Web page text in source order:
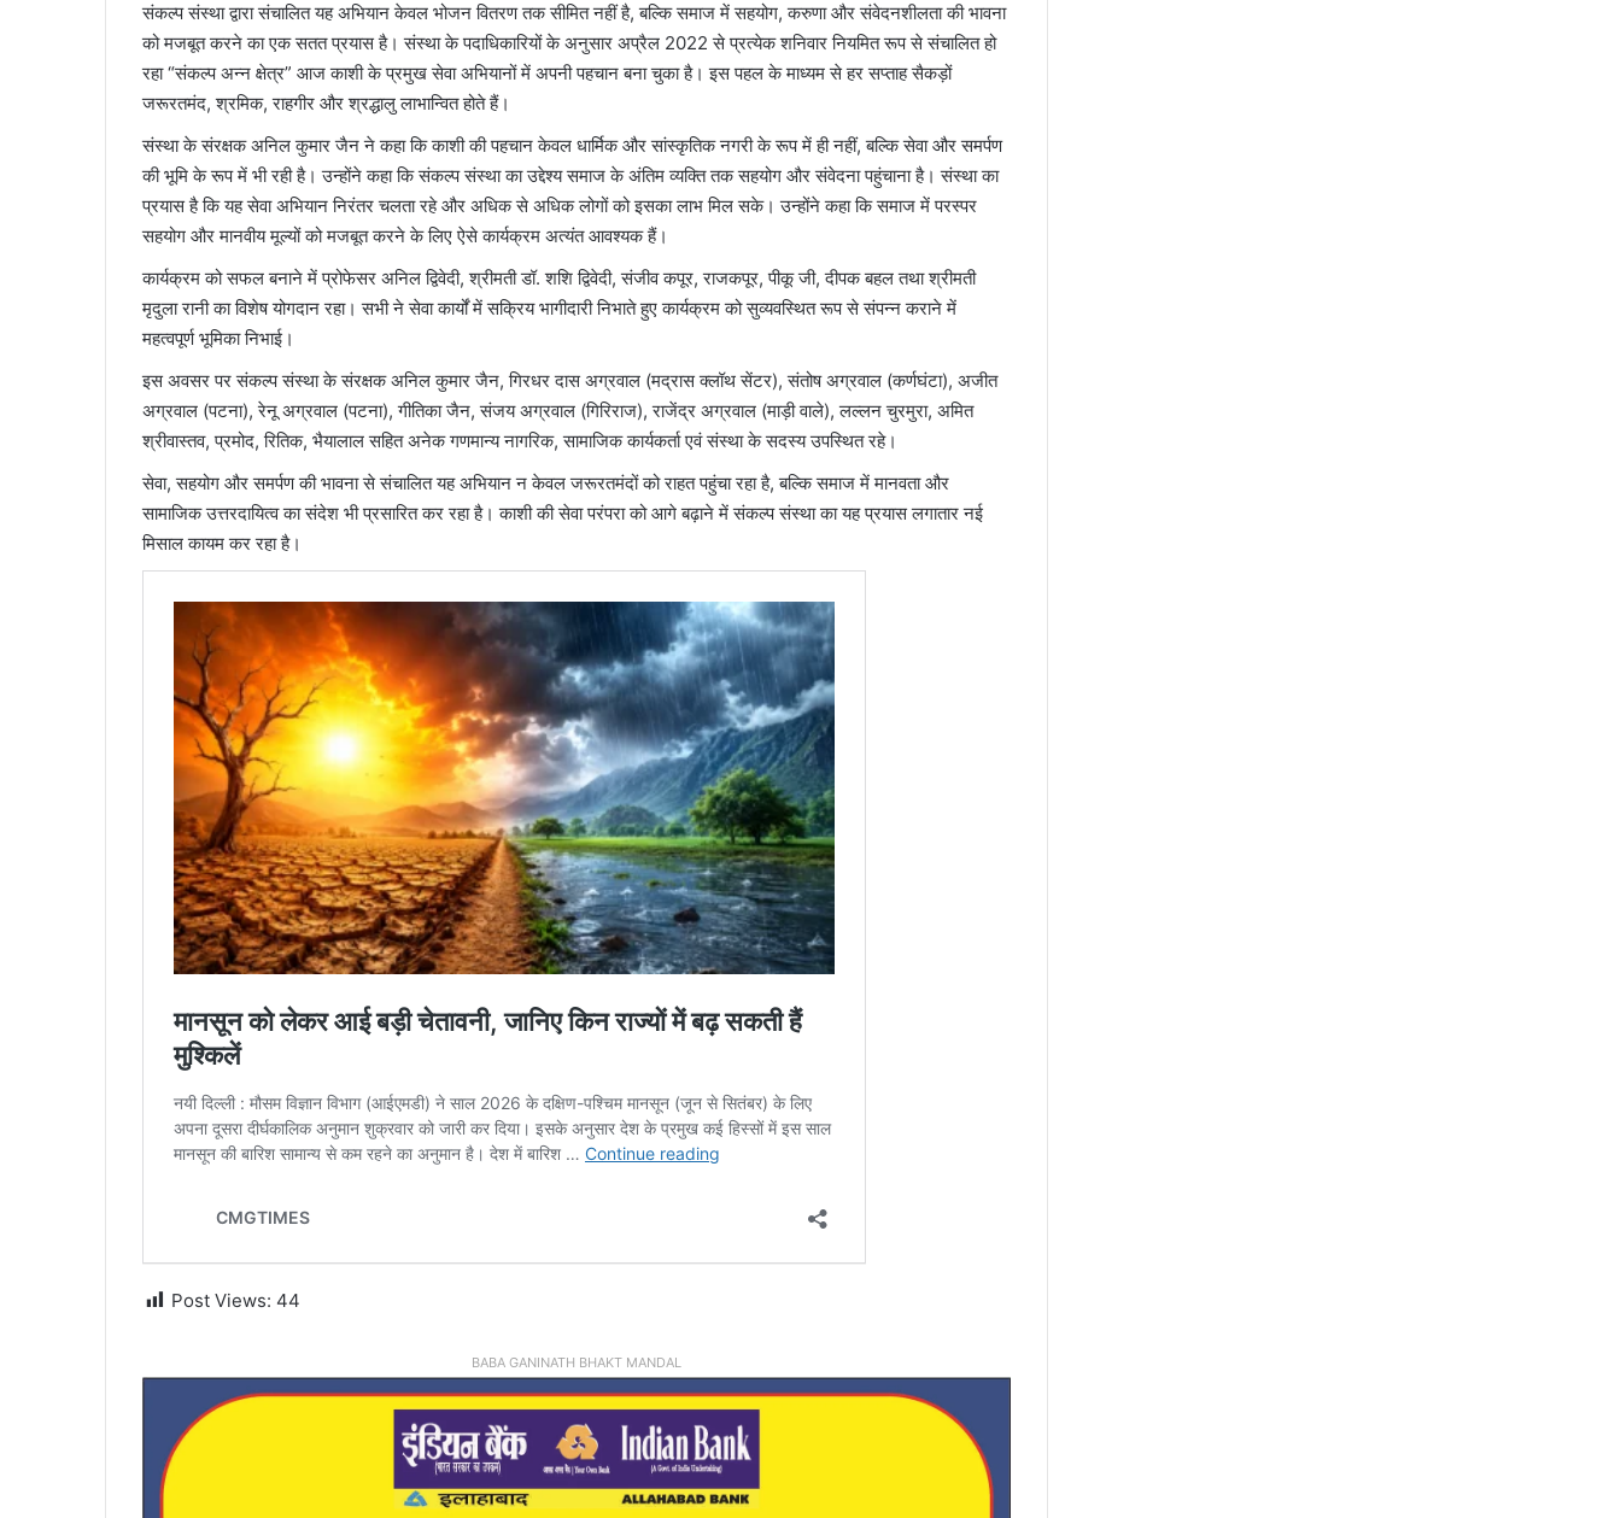
संकल्प संस्था द्वारा संचालित यह अभियान केवल भोजन वितरण तक सीमित नहीं है, बल्कि समाज में सहयोग, करुणा और संवेदनशीलता की भावना
को मजबूत करने का एक सतत प्रयास है। संस्था के पदाधिकारियों के अनुसार अप्रैल 2022 से प्रत्येक शनिवार नियमित रूप से संचालित हो
रहा “संकल्प अन्न क्षेत्र” आज काशी के प्रमुख सेवा अभियानों में अपनी पहचान बना चुका है। इस पहल के माध्यम से हर सप्ताह सैकड़ों
जरूरतमंद, श्रमिक, राहगीर और श्रद्धालु लाभान्वित होते हैं।
संस्था के संरक्षक अनिल कुमार जैन ने कहा कि काशी की पहचान केवल धार्मिक और सांस्कृतिक नगरी के रूप में ही नहीं, बल्कि सेवा और समर्पण
की भूमि के रूप में भी रही है। उन्होंने कहा कि संकल्प संस्था का उद्देश्य समाज के अंतिम व्यक्ति तक सहयोग और संवेदना पहुंचाना है। संस्था का
प्रयास है कि यह सेवा अभियान निरंतर चलता रहे और अधिक से अधिक लोगों को इसका लाभ मिल सके। उन्होंने कहा कि समाज में परस्पर
सहयोग और मानवीय मूल्यों को मजबूत करने के लिए ऐसे कार्यक्रम अत्यंत आवश्यक हैं।
कार्यक्रम को सफल बनाने में प्रोफेसर अनिल द्विवेदी, श्रीमती डॉ. शशि द्विवेदी, संजीव कपूर, राजकपूर, पीकू जी, दीपक बहल तथा श्रीमती
मृदुला रानी का विशेष योगदान रहा। सभी ने सेवा कार्यों में सक्रिय भागीदारी निभाते हुए कार्यक्रम को सुव्यवस्थित रूप से संपन्न कराने में
महत्वपूर्ण भूमिका निभाई।
इस अवसर पर संकल्प संस्था के संरक्षक अनिल कुमार जैन, गिरधर दास अग्रवाल (मद्रास क्लॉथ सेंटर), संतोष अग्रवाल (कर्णघंटा), अजीत
अग्रवाल (पटना), रेनू अग्रवाल (पटना), गीतिका जैन, संजय अग्रवाल (गिरिराज), राजेंद्र अग्रवाल (माड़ी वाले), लल्लन चुरमुरा, अमित
श्रीवास्तव, प्रमोद, रितिक, भैयालाल सहित अनेक गणमान्य नागरिक, सामाजिक कार्यकर्ता एवं संस्था के सदस्य उपस्थित रहे।
सेवा, सहयोग और समर्पण की भावना से संचालित यह अभियान न केवल जरूरतमंदों को राहत पहुंचा रहा है, बल्कि समाज में मानवता और
सामाजिक उत्तरदायित्व का संदेश भी प्रसारित कर रहा है। काशी की सेवा परंपरा को आगे बढ़ाने में संकल्प संस्था का यह प्रयास लगातार नई
मिसाल कायम कर रहा है।
Post Views: 44
BABA GANINATH BHAKT MANDAL